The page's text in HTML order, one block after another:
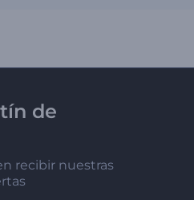
de
recibir nuestras